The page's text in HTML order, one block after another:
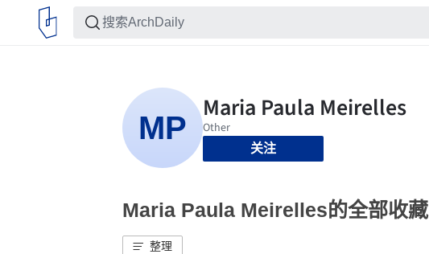
关注
Maria Paula Meirelles的全部收藏
整理